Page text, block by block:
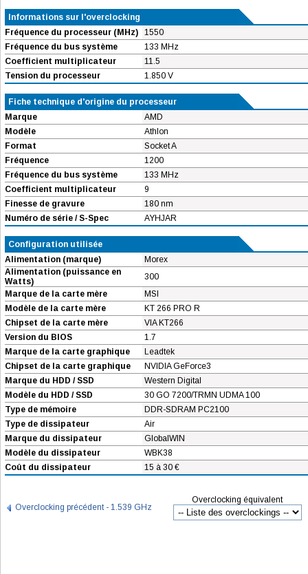
Informations sur l'overclocking
Fréquence du processeur (MHz)
1550
Fréquence du bus système
133 MHz
Coefficient multiplicateur
11.5
Tension du processeur
1.850 V
Fiche technique d'origine du processeur
Marque
AMD
Modèle
Athlon
Format
Socket A
Fréquence
1200
Fréquence du bus système
133 MHz
Coefficient multiplicateur
9
Finesse de gravure
180 nm
Numéro de série / S-Spec
AYHJAR
Configuration utilisée
Alimentation (marque)
Morex
Alimentation (puissance en
Watts)
300
Marque de la carte mère
MSI
Modèle de la carte mère
KT 266 PRO R
Chipset de la carte mère
VIA KT266
Version du BIOS
1.7
Marque de la carte graphique
Leadtek
Chipset de la carte graphique
NVIDIA GeForce3
Marque du HDD / SSD
Western Digital
Modèle du HDD / SSD
30 GO 7200/TRMN UDMA 100
Type de mémoire
DDR-SDRAM PC2100
Type de dissipateur
Air
Marque du dissipateur
GlobalWIN
Modèle du dissipateur
WBK38
Coût du dissipateur
15 à 30 €
Overclocking précédent - 1.539 GHz
Overclocking équivalent